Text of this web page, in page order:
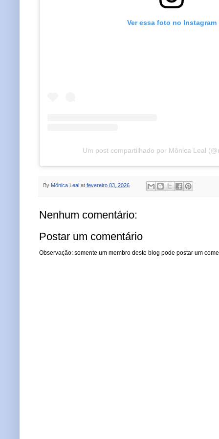
Ver essa foto no Instagram
Um post compartilhado por Mônica Leal
By Mônica Leal at fevereiro 03, 2026
Nenhum comentário:
Postar um comentário
Observação: somente um membro deste blog pode postar um